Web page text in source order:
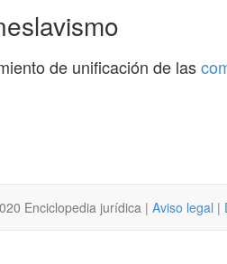
de unificación de las
Enciclopedia jurídica | Aviso legal |